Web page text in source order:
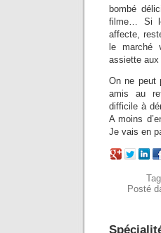
bombé
filme… Si
affecte,
le marché
assiette aux
On ne peut
amis au
difficile à
A moins
Je vais en
Posté